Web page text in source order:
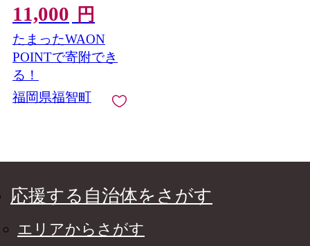
11,000 円
たまったWAON
POINTで寄附でき
る！
福岡県福智町
応援する自治体をさがす
エリアからさがす